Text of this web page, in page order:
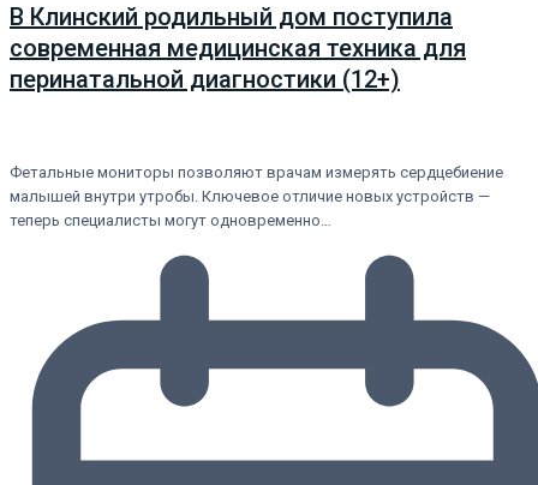
В Клинский родильный дом поступила
современная медицинская техника для
перинатальной диагностики (12+)
Фетальные мониторы позволяют врачам измерять сердцебиение
малышей внутри утробы. Ключевое отличие новых устройств —
теперь специалисты могут одновременно…